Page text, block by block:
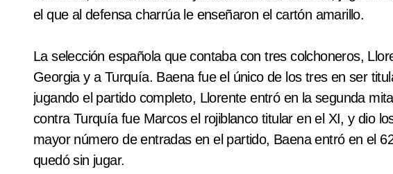
el que al defensa charrúa le enseñaron el cartón amarillo.
La selección española que contaba con tres colchoneros,
Georgia y a Turquía. Baena fue el único de los tres en ser
jugando el partido completo, Llorente entró en la segunda
contra Turquía fue Marcos el rojiblanco titular en el XI, y dio
mayor número de entradas en el partido, Baena entró en el
quedó sin jugar.